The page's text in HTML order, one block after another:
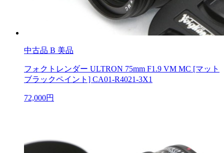
中古品 B 美品
フォクトレンダー ULTRON 75mm F1.9 VM MC [マット
ブラックペイント] CA01-R4021-3X1
72,000円